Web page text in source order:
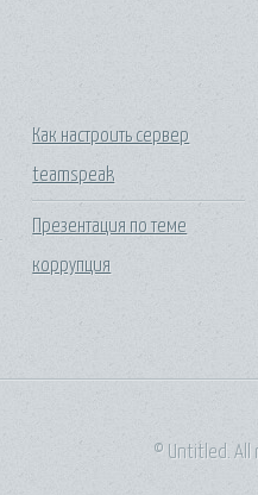
Как настроить сервер
teamspeak
Презентация по теме
коррупция
© Untitled. All